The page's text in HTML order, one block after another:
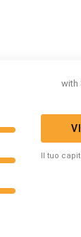
with
Il tuo